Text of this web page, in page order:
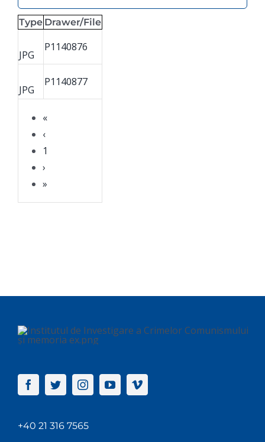
Type Drawer/File
«
‹
1
›
»
JPG
P1140876
JPG
P1140877
+40 21 316 7565